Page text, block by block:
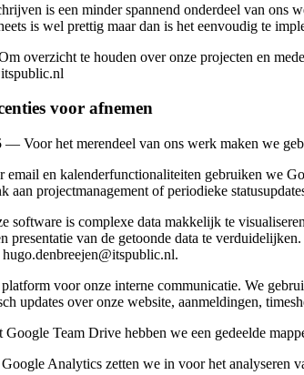
is een minder spannend onderdeel van ons
is wel prettig maar dan is het eenvoudig te
overzicht te houden over onze projecten en
voor afnemen
— Voor het merendeel van ons werk maken we
en kalenderfunctionaliteiten gebruiken we
aan projectmanagement of periodieke
software is complexe data makkelijk te
presentatie van de getoonde data te
voor onze interne communicatie. We
updates over onze website, aanmeldingen,
Team Drive hebben we een gedeelde
Analytics zetten we in voor het analyseren